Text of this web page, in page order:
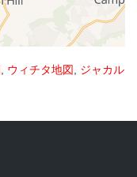
, ウィチタ地図, ジャカル